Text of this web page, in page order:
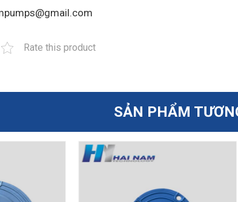
Rate this product
SẢN PHẨM